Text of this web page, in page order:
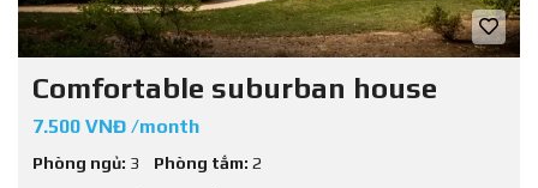
Comfortable suburban house
7.500 VNĐ /month
Phòng ngủ: 3 Phòng tắm: 2